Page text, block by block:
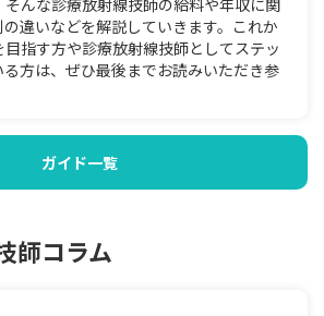
んな診療放射線技師の給料や年収に関
違いなどを解説していきます。これか
指す方や診療放射線技師としてステッ
方は、ぜひ最後までお読みいただき参
ガイド一覧
師コラム